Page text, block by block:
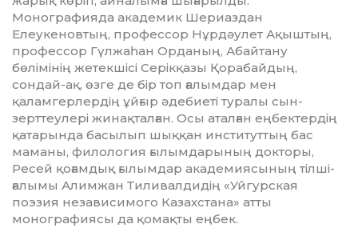
Монографияда академик Шериаздан
Елеукеновтың, профессор Нұрдәулет Ақыштың,
профессор Гүлжаһан Орданың, Абайтану
бөлімінің жетекшісі Серікқазы Қорабайдың,
сондай-ақ, өзге де бір топ ғалымдар мен
қаламгерлердің ұй­ғыр әдебиеті туралы сын-
зерттеулері жи­нақ­талған. Осы аталған еңбектердің
қа­тарын­да басылып шыққан институттың бас
маманы, филология ғылымдарының док­торы,
Ресей қоғамдық ғылымдар ака­де­миясының тілші-
ғалымы Алимжан Тил­ивалдидің «Уйгурская
поэзия неза­ви­си­мого Казахстана» атты
монографиясы да қомақты еңбек.